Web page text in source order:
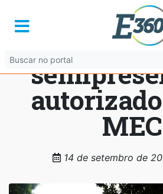
Sai lista de
MEC
14 de setembro de